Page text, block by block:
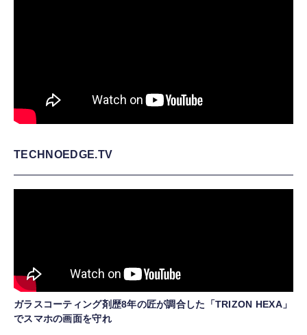
TECHNOEDGE.TV
ガラスコーティング剤歴8年の匠が調合した「TRIZON HEXA」
でスマホの画面を守れ